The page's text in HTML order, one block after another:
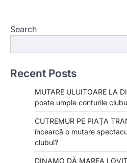
Search
Recent Posts
MUTARE ULUITOARE LA
poate umple conturile
CUTREMUR PE PIAȚA
încearcă o mutare
clubul?
DINAMO DĂ MAREA